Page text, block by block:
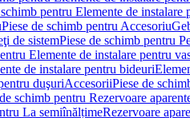
pentru Elemente de instalare
Piese de schimb pentru Accesoriu
de sistemPiese de schimb pentru
Elemente de instalare pentru
de instalare pentru bideuri
duşuriAccesoriiPiese de
schimb pentru Rezervoare
La semiînălțimeRezervoare